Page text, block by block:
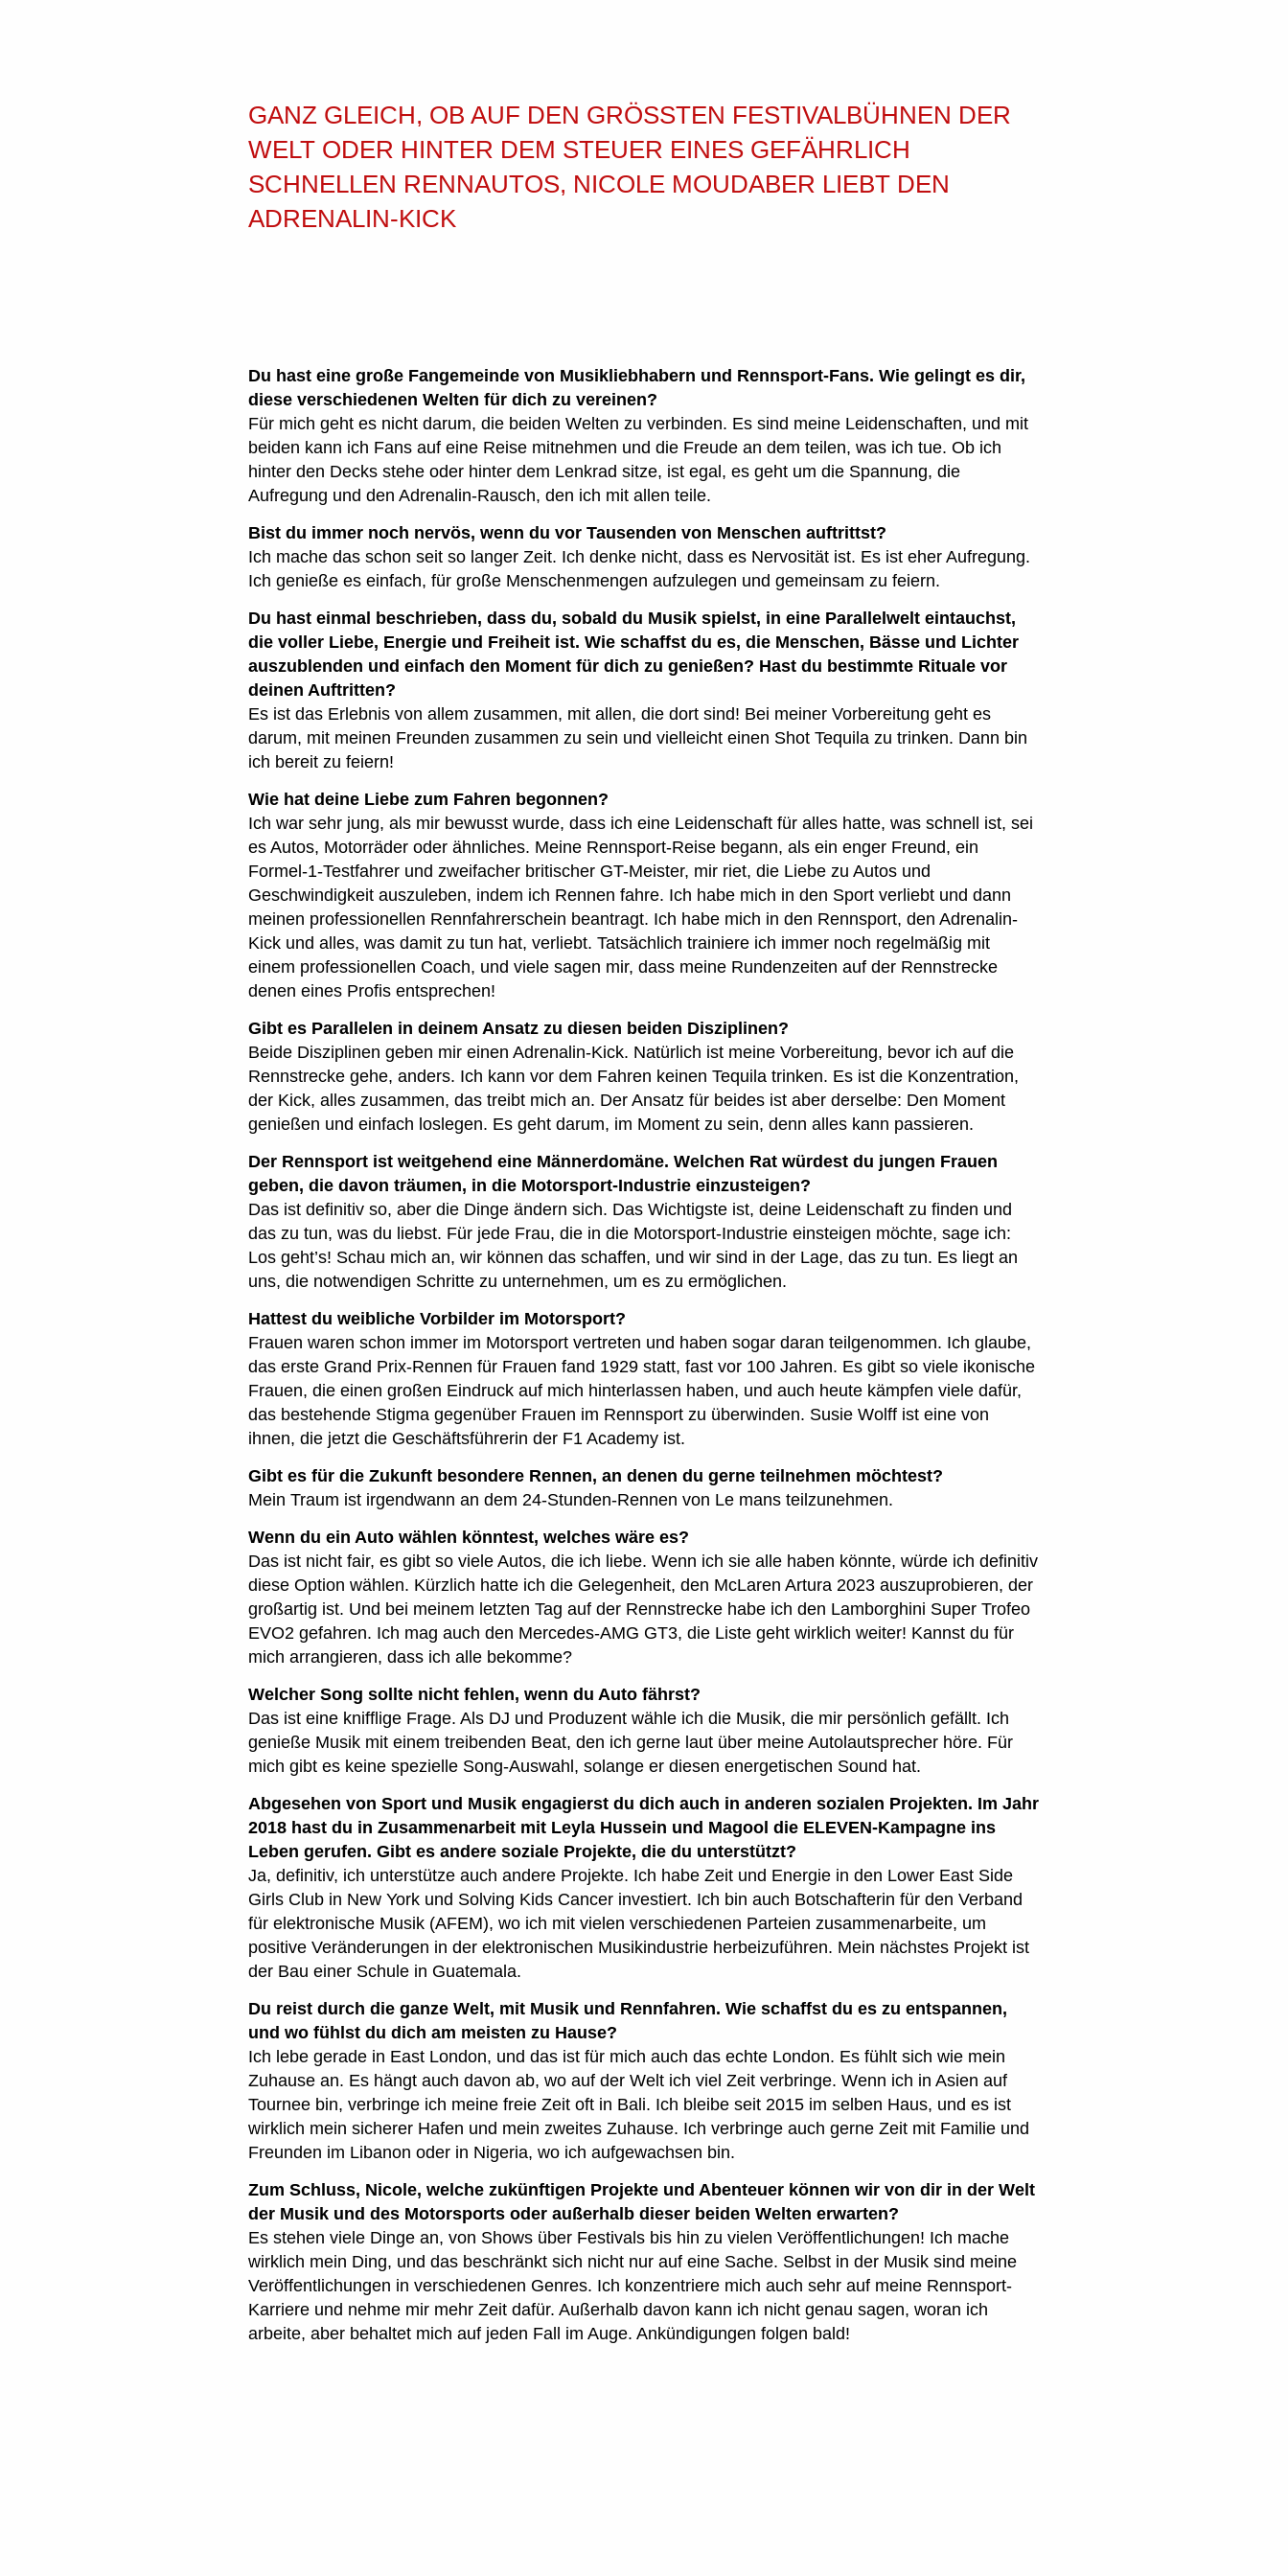
GANZ GLEICH, OB AUF DEN GRÖSSTEN FESTIVALBÜHNEN DER W
ELT ODER HINTER DEM STEUER EINES GEFÄHRLICH S
CHNELLEN RENNAUTOS, NICOLE MOUDABER LIEBT DEN A
DRENALIN-KICK
Du hast eine große Fangemeinde von Musikliebhabern und Rennsport-Fans. Wie gelingt es dir,
diese verschiedenen Welten für dich zu vereinen?
Für mich geht es nicht darum, die beiden Welten zu verbinden. Es sind meine Leidenschaften, und mit
beiden kann ich Fans auf eine Reise mitnehmen und die Freude an dem teilen, was ich tue. Ob ich
hinter den Decks stehe oder hinter dem Lenkrad sitze, ist egal, es geht um die Spannung, die
Aufregung und den Adrenalin-Rausch, den ich mit allen teile.
Bist du immer noch nervös, wenn du vor Tausenden von Menschen auftrittst?
Ich mache das schon seit so langer Zeit. Ich denke nicht, dass es Nervosität ist. Es ist eher Aufregung.
Ich genieße es einfach, für große Menschenmengen aufzulegen und gemeinsam zu feiern.
Du hast einmal beschrieben, dass du, sobald du Musik spielst, in eine Parallelwelt eintauchst,
die voller Liebe, Energie und Freiheit ist. Wie schaffst du es, die Menschen, Bässe und Lichter
auszublenden und einfach den Moment für dich zu genießen? Hast du bestimmte Rituale vor
deinen Auftritten?
Es ist das Erlebnis von allem zusammen, mit allen, die dort sind! Bei meiner Vorbereitung geht es
darum, mit meinen Freunden zusammen zu sein und vielleicht einen Shot Tequila zu trinken. Dann bin
ich bereit zu feiern!
Wie hat deine Liebe zum Fahren begonnen?
Ich war sehr jung, als mir bewusst wurde, dass ich eine Leidenschaft für alles hatte, was schnell ist, sei
es Autos, Motorräder oder ähnliches. Meine Rennsport-Reise begann, als ein enger Freund, ein
Formel-1-Testfahrer und zweifacher britischer GT-Meister, mir riet, die Liebe zu Autos und
Geschwindigkeit auszuleben, indem ich Rennen fahre. Ich habe mich in den Sport verliebt und dann
meinen professionellen Rennfahrerschein beantragt. Ich habe mich in den Rennsport, den Adrenalin-
Kick und alles, was damit zu tun hat, verliebt. Tatsächlich trainiere ich immer noch regelmäßig mit
einem professionellen Coach, und viele sagen mir, dass meine Rundenzeiten auf der Rennstrecke
denen eines Profis entsprechen!
Gibt es Parallelen in deinem Ansatz zu diesen beiden Disziplinen?
Beide Disziplinen geben mir einen Adrenalin-Kick. Natürlich ist meine Vorbereitung, bevor ich auf die
Rennstrecke gehe, anders. Ich kann vor dem Fahren keinen Tequila trinken. Es ist die Konzentration,
der Kick, alles zusammen, das treibt mich an. Der Ansatz für beides ist aber derselbe: Den Moment
genießen und einfach loslegen. Es geht darum, im Moment zu sein, denn alles kann passieren.
Der Rennsport ist weitgehend eine Männerdomäne. Welchen Rat würdest du jungen Frauen
geben, die davon träumen, in die Motorsport-Industrie einzusteigen?
Das ist definitiv so, aber die Dinge ändern sich. Das Wichtigste ist, deine Leidenschaft zu finden und
das zu tun, was du liebst. Für jede Frau, die in die Motorsport-Industrie einsteigen möchte, sage ich:
Los geht’s! Schau mich an, wir können das schaffen, und wir sind in der Lage, das zu tun. Es liegt an
uns, die notwendigen Schritte zu unternehmen, um es zu ermöglichen.
Hattest du weibliche Vorbilder im Motorsport?
Frauen waren schon immer im Motorsport vertreten und haben sogar daran teilgenommen. Ich glaube,
das erste Grand Prix-Rennen für Frauen fand 1929 statt, fast vor 100 Jahren. Es gibt so viele ikonische
Frauen, die einen großen Eindruck auf mich hinterlassen haben, und auch heute kämpfen viele dafür,
das bestehende Stigma gegenüber Frauen im Rennsport zu überwinden. Susie Wolff ist eine von
ihnen, die jetzt die Geschäftsführerin der F1 Academy ist.
Gibt es für die Zukunft besondere Rennen, an denen du gerne teilnehmen möchtest?
Mein Traum ist irgendwann an dem 24-Stunden-Rennen von Le mans teilzunehmen.
Wenn du ein Auto wählen könntest, welches wäre es?
Das ist nicht fair, es gibt so viele Autos, die ich liebe. Wenn ich sie alle haben könnte, würde ich definitiv
diese Option wählen. Kürzlich hatte ich die Gelegenheit, den McLaren Artura 2023 auszuprobieren, der
großartig ist. Und bei meinem letzten Tag auf der Rennstrecke habe ich den Lamborghini Super Trofeo
EVO2 gefahren. Ich mag auch den Mercedes-AMG GT3, die Liste geht wirklich weiter! Kannst du für
mich arrangieren, dass ich alle bekomme?
Welcher Song sollte nicht fehlen, wenn du Auto fährst?
Das ist eine knifflige Frage. Als DJ und Produzent wähle ich die Musik, die mir persönlich gefällt. Ich
genieße Musik mit einem treibenden Beat, den ich gerne laut über meine Autolautsprecher höre. Für
mich gibt es keine spezielle Song-Auswahl, solange er diesen energetischen Sound hat.
Abgesehen von Sport und Musik engagierst du dich auch in anderen sozialen Projekten. Im Jahr
2018 hast du in Zusammenarbeit mit Leyla Hussein und Magool die ELEVEN-Kampagne ins
Leben gerufen. Gibt es andere soziale Projekte, die du unterstützt?
Ja, definitiv, ich unterstütze auch andere Projekte. Ich habe Zeit und Energie in den Lower East Side
Girls Club in New York und Solving Kids Cancer investiert. Ich bin auch Botschafterin für den Verband
für elektronische Musik (AFEM), wo ich mit vielen verschiedenen Parteien zusammenarbeite, um
positive Veränderungen in der elektronischen Musikindustrie herbeizuführen. Mein nächstes Projekt ist
der Bau einer Schule in Guatemala.
Du reist durch die ganze Welt, mit Musik und Rennfahren. Wie schaffst du es zu entspannen,
und wo fühlst du dich am meisten zu Hause?
Ich lebe gerade in East London, und das ist für mich auch das echte London. Es fühlt sich wie mein
Zuhause an. Es hängt auch davon ab, wo auf der Welt ich viel Zeit verbringe. Wenn ich in Asien auf
Tournee bin, verbringe ich meine freie Zeit oft in Bali. Ich bleibe seit 2015 im selben Haus, und es ist
wirklich mein sicherer Hafen und mein zweites Zuhause. Ich verbringe auch gerne Zeit mit Familie und
Freunden im Libanon oder in Nigeria, wo ich aufgewachsen bin.
Zum Schluss, Nicole, welche zukünftigen Projekte und Abenteuer können wir von dir in der Welt
der Musik und des Motorsports oder außerhalb dieser beiden Welten erwarten?
Es stehen viele Dinge an, von Shows über Festivals bis hin zu vielen Veröffentlichungen! Ich mache
wirklich mein Ding, und das beschränkt sich nicht nur auf eine Sache. Selbst in der Musik sind meine
Veröffentlichungen in verschiedenen Genres. Ich konzentriere mich auch sehr auf meine Rennsport-
Karriere und nehme mir mehr Zeit dafür. Außerhalb davon kann ich nicht genau sagen, woran ich
arbeite, aber behaltet mich auf jeden Fall im Auge. Ankündigungen folgen bald!